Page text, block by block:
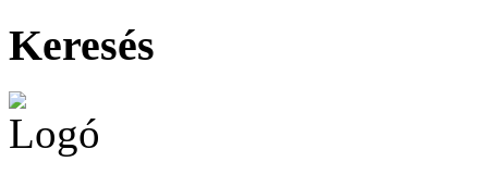
Keresés